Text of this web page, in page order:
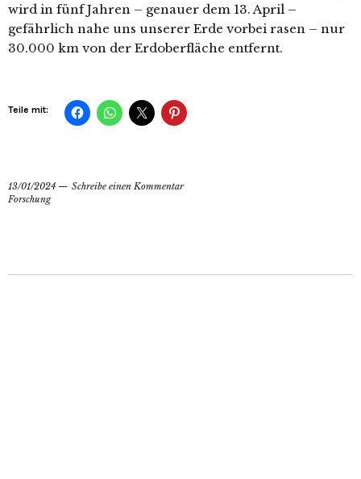
wird in fünf Jahren – genauer dem 13. April –
gefährlich nahe uns unserer Erde vorbei rasen – nur
30.000 km von der Erdoberfläche entfernt.
Teile mit:
13/01/2024
Schreibe einen Kommentar
Forschung